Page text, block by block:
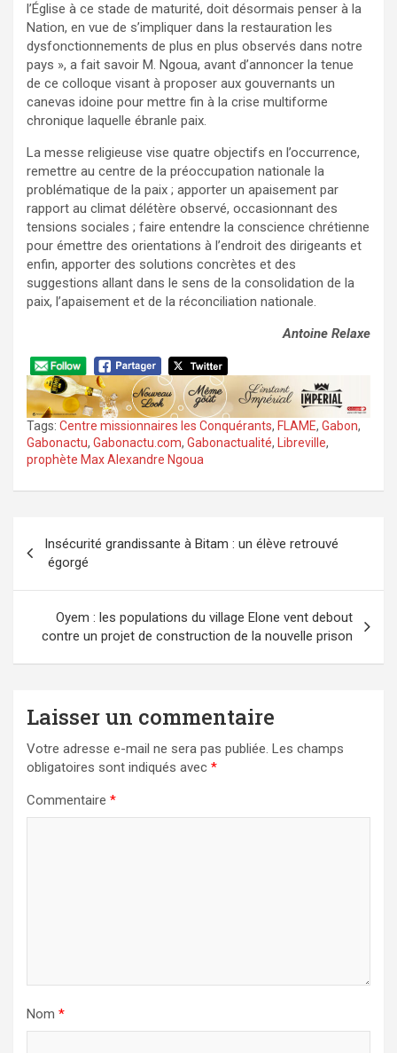
l’Église à ce stade de maturité, doit désormais penser à la
Nation, en vue de s’impliquer dans la restauration les
dysfonctionnements de plus en plus observés dans notre
pays », a fait savoir M. Ngoua, avant d’annoncer la tenue
de ce colloque visant à proposer aux gouvernants un
canevas idoine pour mettre fin à la crise multiforme
chronique laquelle ébranle paix.
La messe religieuse vise quatre objectifs en l’occurrence,
remettre au centre de la préoccupation nationale la
problématique de la paix ; apporter un apaisement par
rapport au climat délétère observé, occasionnant des
tensions sociales ; faire entendre la conscience chrétienne
pour émettre des orientations à l’endroit des dirigeants et
enfin, apporter des solutions concrètes et des
suggestions allant dans le sens de la consolidation de la
paix, l’apaisement et de la réconciliation nationale.
Antoine Relaxe
Tags: Centre missionnaires les Conquérants, FLAME, Gabon,
Gabonactu, Gabonactu.com, Gabonactualité, Libreville,
prophète Max Alexandre Ngoua
de
l’article
Insécurité grandissante à Bitam : un élève retrouvé
égorgé
Oyem : les populations du village Elone vent debout
contre un projet de construction de la nouvelle prison
Laisser un commentaire
Votre adresse e-mail ne sera pas publiée. Les champs
obligatoires sont indiqués avec *
Commentaire *
Nom *